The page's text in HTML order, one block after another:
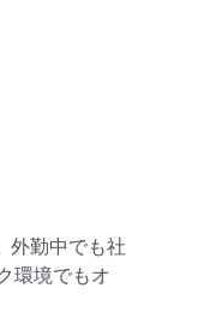
外勤中でも社
環境でもオ